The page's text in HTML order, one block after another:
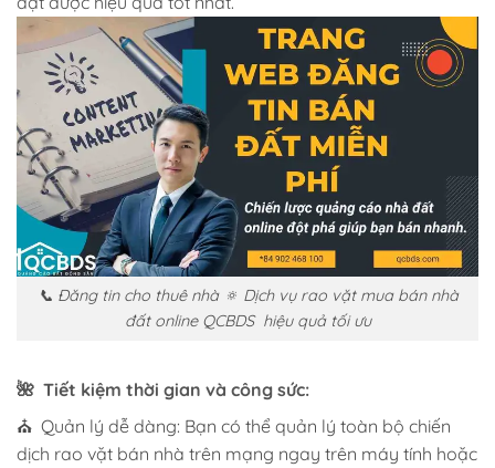
📞 Đăng tin cho thuê nhà 🔅 Dịch vụ rao vặt mua bán nhà
đất online QCBDS hiệu quả tối ưu
🌺 Tiết kiệm thời gian và công sức:
⛪ Quản lý dễ dàng: Bạn có thể quản lý toàn bộ chiến
dịch rao vặt bán nhà trên mạng ngay trên máy tính hoặc